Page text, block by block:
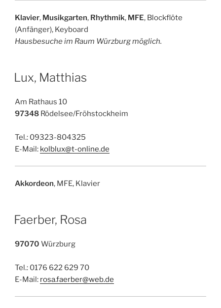
Klavier, Musikgarten, Rhythmik, MFE, Blockflöte
(Anfänger), Keyboard
Hausbesuche im Raum Würzburg möglich.
Lux, Matthias
Am Rathaus 10
97348 Rödelsee/Fröhstockheim
Tel.: 09323-804325
E-Mail: kolblux@t-online.de
Akkordeon, MFE, Klavier
Faerber, Rosa
97070 Würzburg
Tel.: 0176 622 629 70
E-Mail: rosa.faerber@web.de